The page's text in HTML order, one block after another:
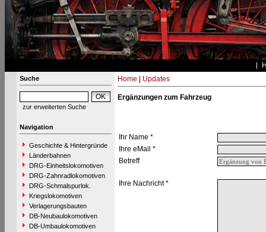
Suche
zur erweiterten Suche
Navigation
Geschichte & Hintergründe
Länderbahnen
DRG-Einheitslokomotiven
DRG-Zahnradlokomotiven
DRG-Schmalspurlok.
Kriegslokomotiven
Verlagerungsbauten
DB-Neubaulokomotiven
DB-Umbaulokomotiven
Home Updates
Ergänzungen zum Fahrzeug
Ihr Name *
Ihre eMail *
Betreff
Ihre Nachricht *